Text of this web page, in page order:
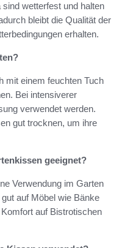
wetterfest und halten
bleibt die Qualität der
erhalten.
mit einem feuchten Tuch
Bei intensiverer
verwendet werden.
gut trocknen, um ihre
geeignet?
Verwendung im Garten
auf Möbel wie Bänke
auf Bistrotischen